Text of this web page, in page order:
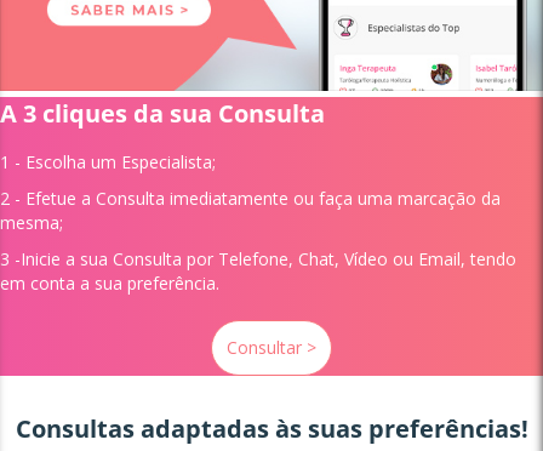
A 3 cliques da sua Consulta
1 - Escolha um Especialista;
2 - Efetue a Consulta imediatamente ou faça uma marcação da
mesma;
3 -Inicie a sua Consulta por Telefone, Chat, Vídeo ou Email, tendo
em conta a sua preferência.
Consultar >
Consultas adaptadas às suas preferências!